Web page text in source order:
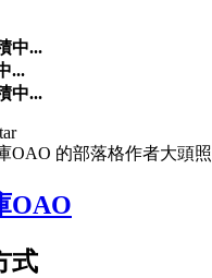
中...
...
中...
OAO 的部落格作者大頭照
OAO
式